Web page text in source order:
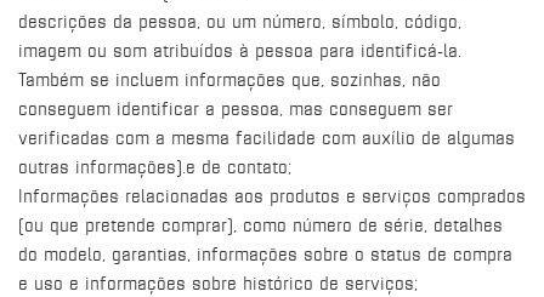
descrições da pessoa, ou um número, símbolo, código,
imagem ou som atribuídos à pessoa para identificá-la.
Também se incluem informações que, sozinhas, não
conseguem identificar a pessoa, mas conseguem ser
verificadas com a mesma facilidade com auxílio de algumas
outras informações).e de contato;
Informações relacionadas aos produtos e serviços comprados
(ou que pretende comprar), como número de série, detalhes
do modelo, garantias, informações sobre o status de compra
e uso e informações sobre histórico de serviços;